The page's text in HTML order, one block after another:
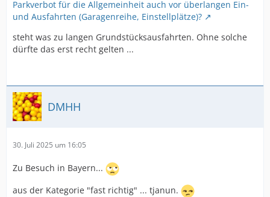
Parkverbot für die Allgemeinheit auch vor überlangen Ein-
und Ausfahrten (Garagenreihe, Einstellplätze)?
steht was zu langen Grundstücksausfahrten. Ohne solche
dürfte das erst recht gelten ...
DMHH
30. Juli 2025 um 16:05
Zu Besuch in Bayern...
aus der Kategorie "fast richtig" ... tjanun.